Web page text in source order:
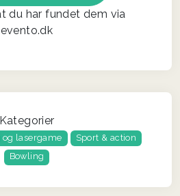
du har fundet dem via
evento.dk
Kategorier
lasergame
Sport & action
Bowling